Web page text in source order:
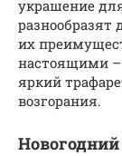
украшение
разнообразят
их
настоящими
яркий
возгорания.